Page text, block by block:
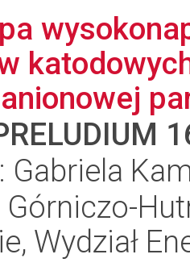
Gabriela
Wydział